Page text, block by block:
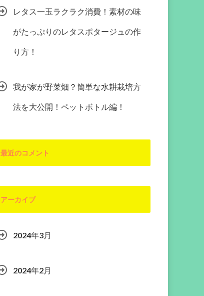
レタス一玉ラクラク消費！素材の味
がたっぷりのレタスポタージュの作
り方！
我が家が野菜畑？簡単な水耕栽培方
法を大公開！ペットボトル編！
最近のコメント
アーカイブ
2024年3月
2024年2月